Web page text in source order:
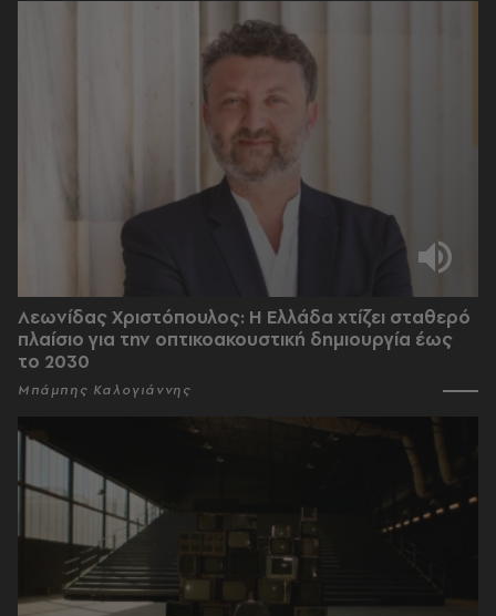
Λεωνίδας Χριστόπουλος: Η Ελλάδα χτίζει σταθερό
πλαίσιο για την οπτικοακουστική δημιουργία έως
το 2030
Μπάμπης Καλογιάννης